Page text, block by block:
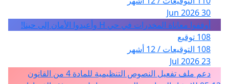
30 Jun 2026
أوقفوا معاناة المخدرات في حي H وأعيدوا الأمان إلى حينا!
108 توقيع
108 التوقيعات / 12 أشهر
23 Jul 2026
دعم ملف تفعيل النصوص التنظيمية للمادة 4 من القانون